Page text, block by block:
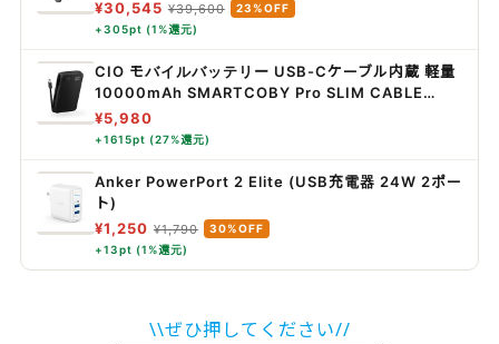
ーディオ 迫力の重低音 ブラック
¥30,545 ¥39,600
23%OFF
+305pt (1%還元)
CIO モバイルバッテリー USB-Cケーブル内蔵 軽量
10000mAh SMARTCOBY Pro SLIM CABLE
35W (ブラック)
¥5,980
+1615pt (27%還元)
Anker PowerPort 2 Elite (USB充電器 24W 2ポー
ト)
¥1,250 ¥1,790
30%OFF
+13pt (1%還元)
\\ぜひ押してください//